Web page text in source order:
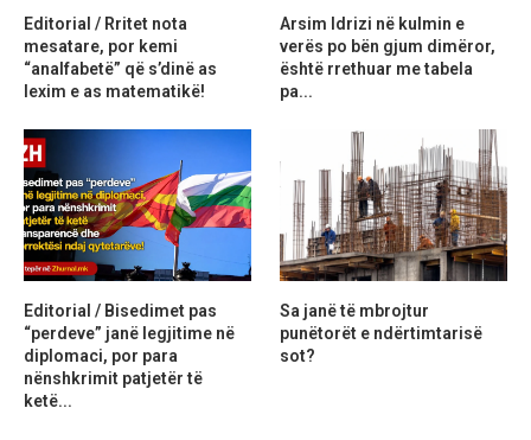
Editorial / Rritet nota
mesatare, por kemi
“analfabetë” që s’dinë as
lexim e as matematikë!
Arsim Idrizi në kulmin e
verës po bën gjum dimëror,
është rrethuar me tabela
pa...
Editorial / Bisedimet pas
“perdeve” janë legjitime në
diplomaci, por para
nënshkrimit patjetër të
ketë...
Sa janë të mbrojtur
punëtorët e ndërtimtarisë
sot?